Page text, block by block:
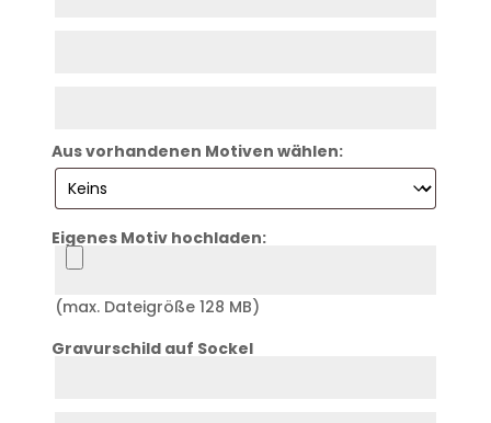
Aus vorhandenen Motiven wählen:
Eigenes Motiv hochladen:
Logo
(max. Dateigröße 128 MB)
Gravurschild auf Sockel